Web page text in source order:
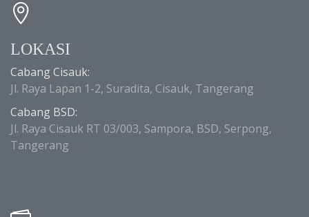
LOKASI
Cabang Cisauk:
Jl. Raya Lapan 1-2, Suradita, Cisauk, Tangerang
Cabang BSD:
Jl. Raya Cisauk RT 03/003, Sampora, BSD, Serpong,
Tangerang